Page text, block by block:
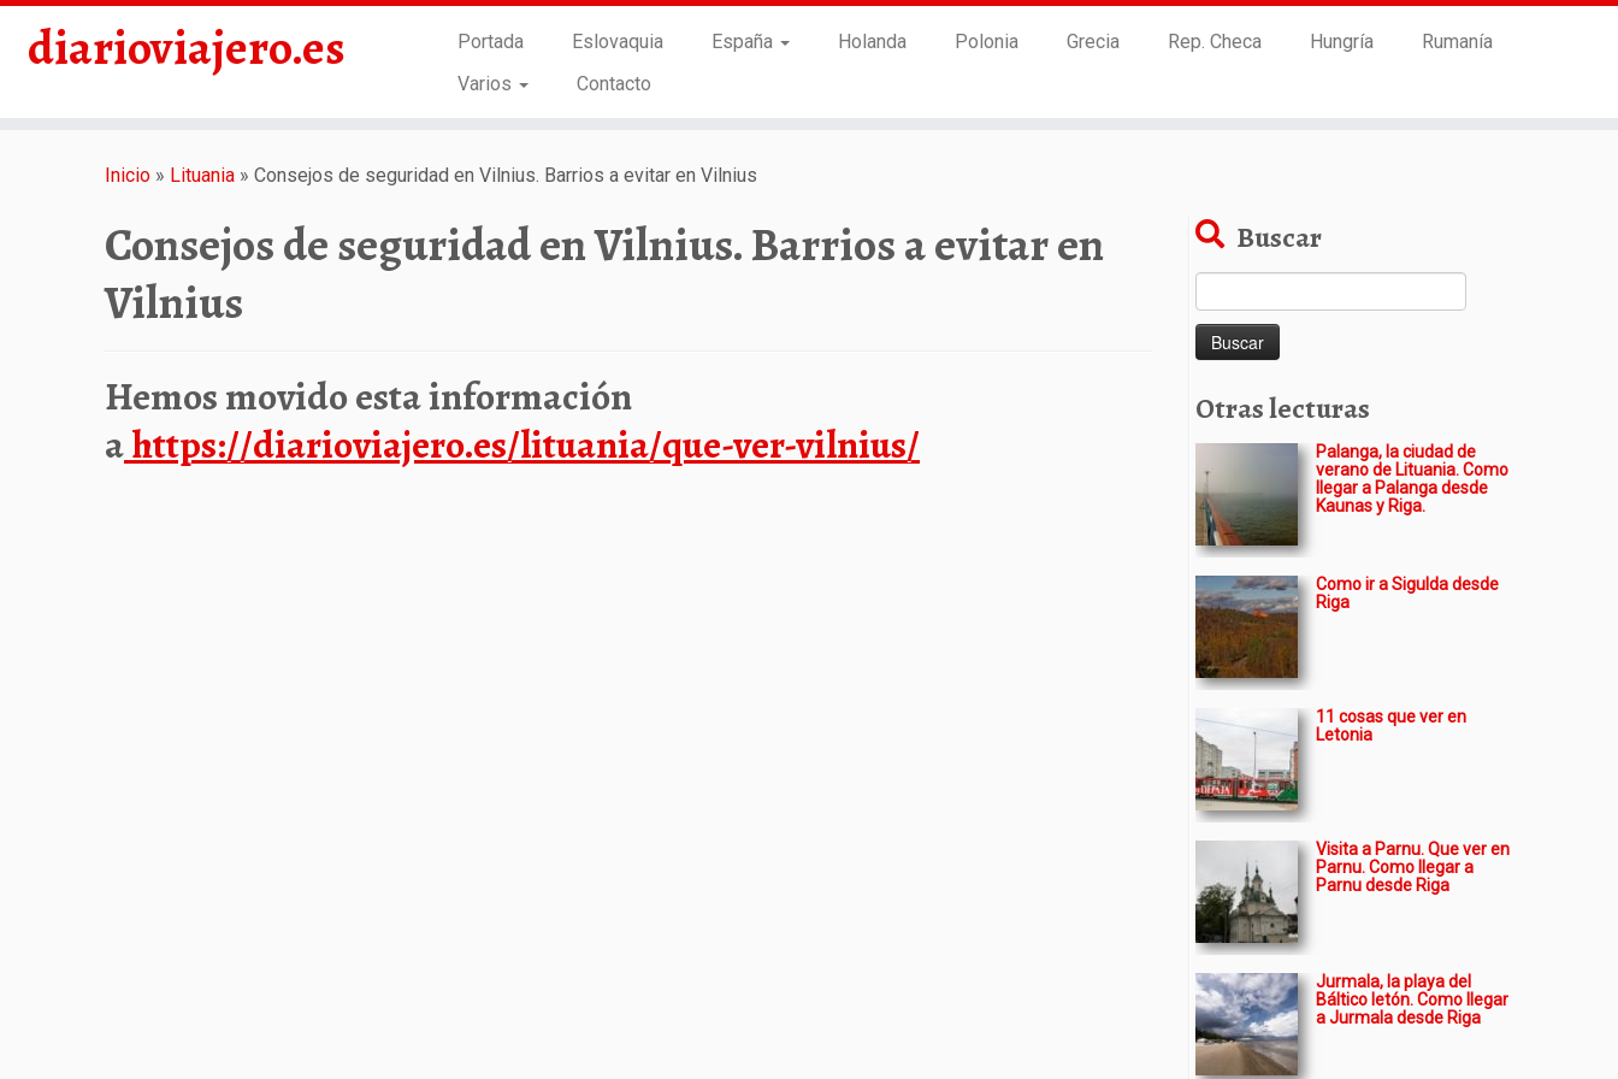
diarioviajero.es Portada Eslovaquia España Holanda Polonia Grecia Rep. Checa Hungría
Rumanía
Varios
Contacto
Inicio » Lituania » Consejos de seguridad en Vilnius. Barrios a evitar en Vilnius
Consejos de seguridad en Vilnius. Barrios a evitar en
Vilnius
Hemos movido esta información
ahttps://diarioviajero.es/lituania/que-ver-vilnius/
Buscar
Otras lecturas
Palanga, la ciudad de
verano de Lituania. Como
llegar a Palanga desde
Kaunas y Riga.
Como ir a Sigulda desde
Riga
11 cosas que ver en
Letonia
Visita a Parnu. Que ver en
Parnu. Como llegar a
Parnu desde Riga
Jurmala, la playa del
Báltico letón. Como llegar
a Jurmala desde Riga